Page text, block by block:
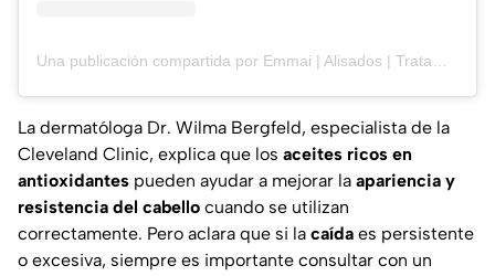
La dermatóloga Dr. Wilma Bergfeld, especialista de la
Cleveland Clinic, explica que los aceites ricos en
antioxidantes pueden ayudar a mejorar la apariencia y
resistencia del cabello cuando se utilizan
correctamente. Pero aclara que si la caída es persistente
o excesiva, siempre es importante consultar con un